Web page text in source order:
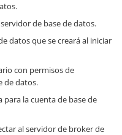
de base de datos.
datos que se creará al iniciar
con permisos de
de datos.
para la cuenta de base de
al servidor de broker de